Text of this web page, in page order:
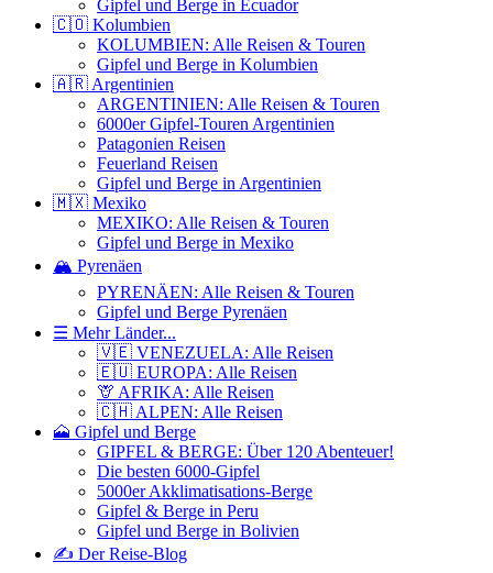
Gipfel und Berge in Ecuador
🇨🇴 Kolumbien
KOLUMBIEN: Alle Reisen & Touren
Gipfel und Berge in Kolumbien
🇦🇷 Argentinien
ARGENTINIEN: Alle Reisen & Touren
6000er Gipfel-Touren Argentinien
Patagonien Reisen
Feuerland Reisen
Gipfel und Berge in Argentinien
🇲🇽 Mexiko
MEXIKO: Alle Reisen & Touren
Gipfel und Berge in Mexiko
🏔️ Pyrenäen
PYRENÄEN: Alle Reisen & Touren
Gipfel und Berge Pyrenäen
☰ Mehr Länder...
🇻🇪 VENEZUELA: Alle Reisen
🇪🇺 EUROPA: Alle Reisen
🦒 AFRIKA: Alle Reisen
🇨🇭 ALPEN: Alle Reisen
🗻 Gipfel und Berge
GIPFEL & BERGE: Über 120 Abenteuer!
Die besten 6000-Gipfel
5000er Akklimatisations-Berge
Gipfel & Berge in Peru
Gipfel und Berge in Bolivien
✍️ Der Reise-Blog